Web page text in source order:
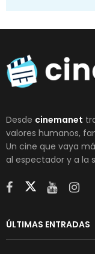
Desde cinemanet
valores humanos,
Un cine que vaya
al espectador y a la
ÚLTIMAS ENTRADAS